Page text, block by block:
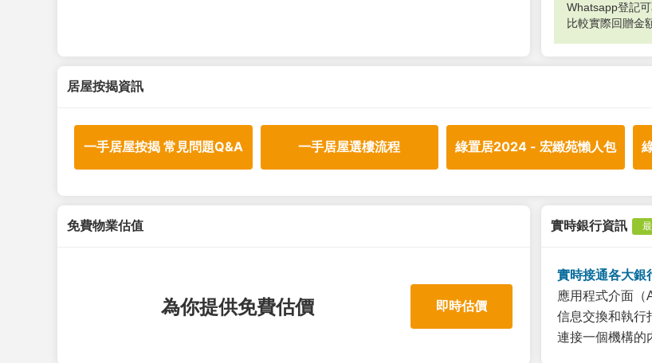
Whatsapp登記
比較實際回贈金
居屋按揭資訊
一手居屋按揭 常見問題Q&A 一手居屋選樓流程 綠置居2024 - 宏緻苑懶人包
免費物業估值
為你提供免費估價 即時估價
實時銀行資訊
實時接通各大銀
應用程式介面（
信息交換和執行
連接一個機構的